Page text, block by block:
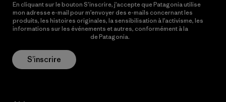
En cliquant sur le bouton S’inscrire, j’accepte que Patagonia utilise
mon adresse e-mail pour m’envoyer des e-mails concernant les
produits, les histoires originales, la sensibilisation à l’activisme, les
informations sur les événements et autres, conformément à la
de Patagonia.
S’inscrire